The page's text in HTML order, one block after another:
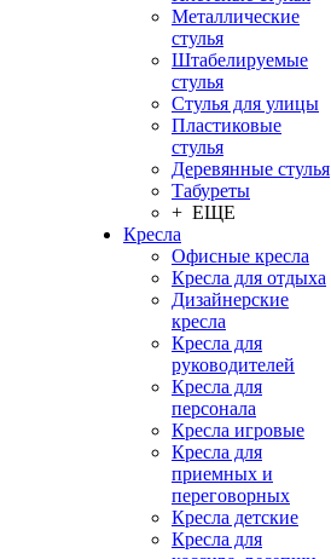
Металлические
стулья
Штабелируемые
стулья
Стулья для улицы
Пластиковые
стулья
Деревянные стулья
Табуреты
+ ЕЩЕ
Кресла
Офисные кресла
Кресла для отдыха
Дизайнерские
кресла
Кресла для
руководителей
Кресла для
персонала
Кресла игровые
Кресла для
приемных и
переговорных
Кресла детские
Кресла для